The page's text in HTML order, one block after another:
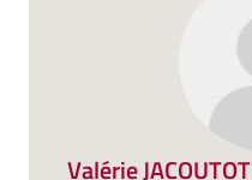
Valérie JACOUTOT